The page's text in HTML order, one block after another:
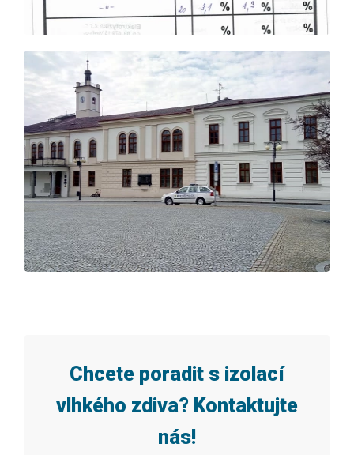
Vyškov
v Hlinsku
Vyškov
Jelka, Slovensko
3
379, Litvínov
Chcete poradit s izolací
vlhkého zdiva? Kontaktujte
nás!